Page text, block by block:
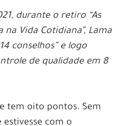
durante o retiro “As
na Vida Cotidiana”, Lama
conselhos” e logo
de qualidade em 8
tem oito pontos. Sem
estivesse com o